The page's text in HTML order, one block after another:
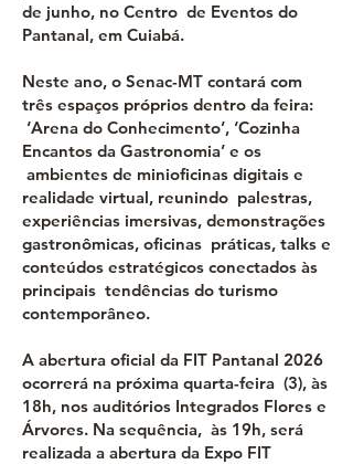
de junho, no Centro de Eventos do
Pantanal, em Cuiabá.
Neste ano, o Senac-MT contará com
três espaços próprios dentro da feira:
‘Arena do Conhecimento’, ‘Cozinha
Encantos da Gastronomia’ e os
ambientes de minioficinas digitais e
realidade virtual, reunindo palestras,
experiências imersivas, demonstrações
gastronômicas, oficinas práticas, talks e
conteúdos estratégicos conectados às
principais tendências do turismo
contemporâneo.
A abertura oficial da FIT Pantanal 2026
ocorrerá na próxima quarta-feira (3), às
18h, nos auditórios Integrados Flores e
Árvores. Na sequência, às 19h, será
realizada a abertura da Expo FIT